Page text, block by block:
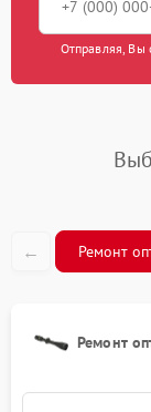
Ремонт
Замена
Замена
Ремонт
Отправляя, Вы
← Ремонт
Ремонт